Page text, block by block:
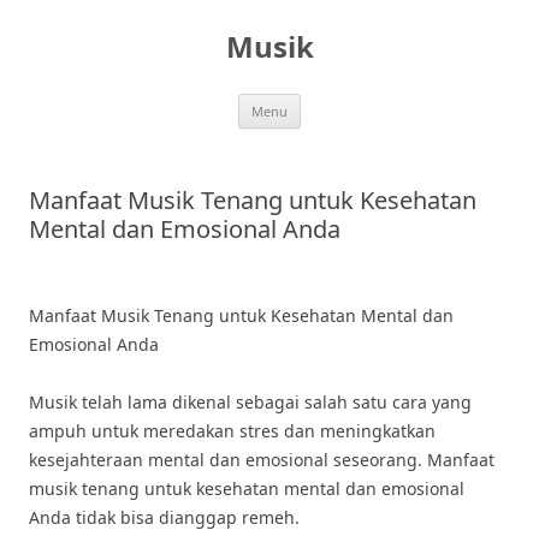
Musik
Menu
Manfaat Musik Tenang untuk Kesehatan
Mental dan Emosional Anda
Manfaat Musik Tenang untuk Kesehatan Mental dan
Emosional Anda
Musik telah lama dikenal sebagai salah satu cara yang
ampuh untuk meredakan stres dan meningkatkan
kesejahteraan mental dan emosional seseorang. Manfaat
musik tenang untuk kesehatan mental dan emosional
Anda tidak bisa dianggap remeh.